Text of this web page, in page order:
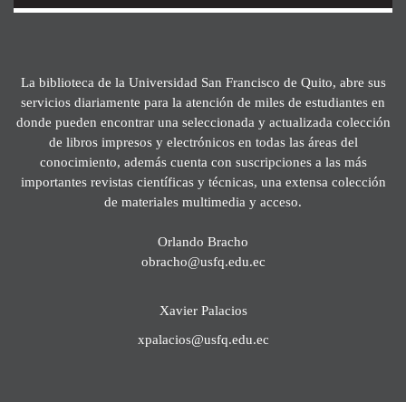
La biblioteca de la Universidad San Francisco de Quito, abre sus
servicios diariamente para la atención de miles de estudiantes en
donde pueden encontrar una seleccionada y actualizada colección
de libros impresos y electrónicos en todas las áreas del
conocimiento, además cuenta con suscripciones a las más
importantes revistas científicas y técnicas, una extensa colección
de materiales multimedia y acceso.
Orlando Bracho
obracho@usfq.edu.ec
Xavier Palacios
xpalacios@usfq.edu.ec